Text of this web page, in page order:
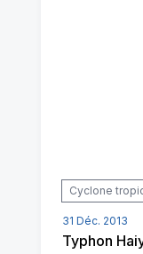
Cyclone
31 Déc. 2013
Typhon